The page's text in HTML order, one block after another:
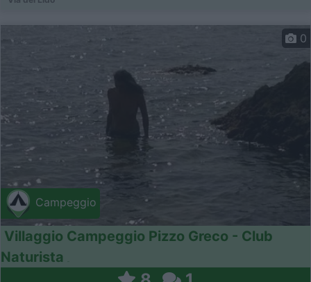
Campeggio
0
Villaggio Campeggio Pizzo Greco - Club
Naturista